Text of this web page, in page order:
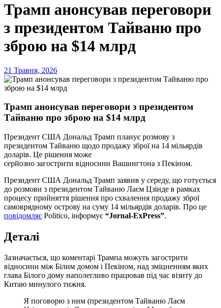
Трамп анонсував переговори
з президентом Тайваню про
зброю на $14 млрд
21 Травня, 2026
Трамп анонсував переговори з президентом
Тайваню про зброю на $14 млрд
Президент США Дональд Трамп планує розмову з
президентом Тайваню щодо продажу зброї на 14 мільярдів
доларів. Це рішення може
серйозно загострити відносини Вашингтона з Пекіном.
Президент США Дональд Трамп заявив у середу, що готується
до розмови з президентом Тайваню Лаєм Цзінде в рамках
процесу прийняття рішення про схвалення продажу зброї
самоврядному острову на суму 14 мільярдів доларів. Про це
повідомляє Politico, інформує “Jornal-ExPress”.
Деталі
Зазначається, що коментарі Трампа можуть загострити
відносини між Білим домом і Пекіном, над зміцненням яких
глава Білого дому наполегливо працював під час візиту до
Китаю минулого тижня.
Я поговорю з ним (президентом Тайваню Лаєм